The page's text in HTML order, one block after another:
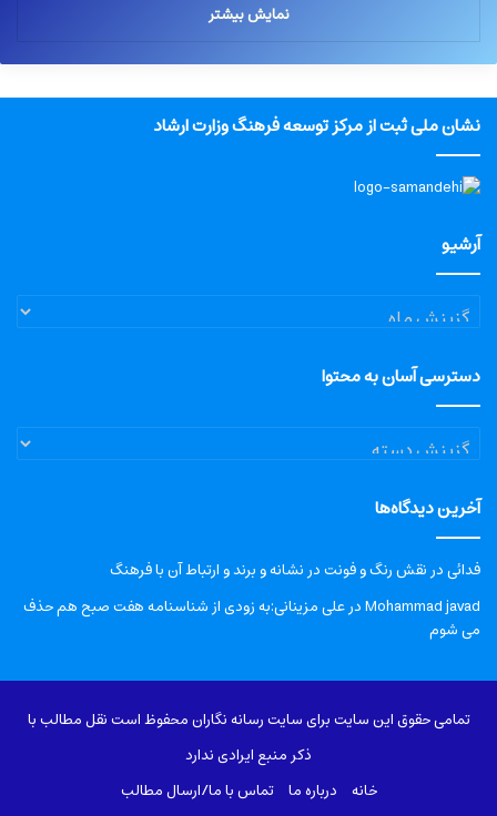
نمایش بیشتر
نشان ملی ثبت از مرکز توسعه فرهنگ وزارت ارشاد
آرشیو
آرشیو
دسترسی آسان به محتوا
دسترسی
آسان
محتوا
آخرین دیدگاه‌ها
فدائیدرنقش رنگ و فونت در نشانه و برند و ارتباط آن با فرهنگ
Mohammad javadدرعلی مزینانی:به زودی از شناسنامه هفت صبح هم حذف
می شوم
تمامی حقوق این سایت برای سایت رسانه نگاران محفوظ است نقل مطالب با
ذکر منبع ایرادی ندارد
خانه
درباره‌ ما تماس با ما/ارسال مطالب